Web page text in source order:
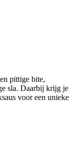
pittige bite,
sla. Daarbij krijg je
voor een unieke